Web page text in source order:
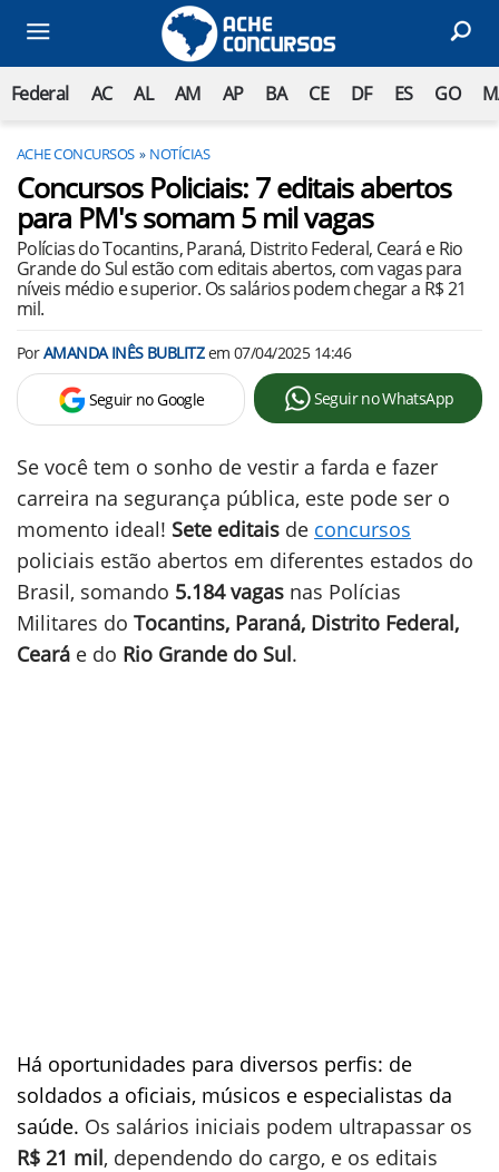
Federal AC AL AM AP BA CE DF ES GO
ACHE CONCURSOS NOTÍCIAS
Concursos Policiais: 7 editais abertos
para PM's somam 5 mil vagas
Polícias do Tocantins, Paraná, Distrito Federal, Ceará e Rio
Grande do Sul estão com editais abertos, com vagas para
níveis médio e superior. Os salários podem chegar a R$ 21
mil.
PorAMANDA INÊS BUBLITZem 07/04/2025 14:46
Seguir no Google Seguir no WhatsApp
Se você tem o sonho de vestir a farda e fazer
carreira na segurança pública, este pode ser o
momento ideal! Sete editais de concursos
policiais estão abertos em diferentes estados do
Brasil, somando 5.184 vagas nas Polícias
Militares do Tocantins, Paraná, Distrito Federal,
Ceará e do Rio Grande do Sul.
Há oportunidades para diversos perfis: de
soldados a oficiais, músicos e especialistas da
saúde. Os salários iniciais podem ultrapassar os
R$ 21 mil, dependendo do cargo, e os editais